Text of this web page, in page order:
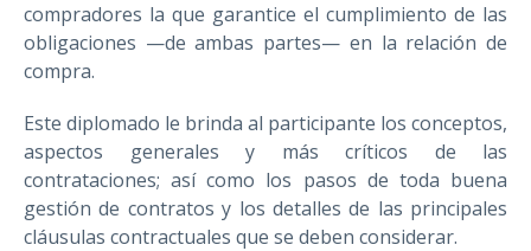
compradores la que garantice el cumplimiento de las
obligaciones —de ambas partes— en la relación de
compra.
Este diplomado le brinda al participante los conceptos,
aspectos generales y más críticos de las
contrataciones; así como los pasos de toda buena
gestión de contratos y los detalles de las principales
cláusulas contractuales que se deben considerar.